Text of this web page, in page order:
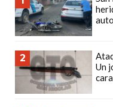
EN
PERGAMINO:
MEJORES
PRECIOS
WHEY
auto
2
Un